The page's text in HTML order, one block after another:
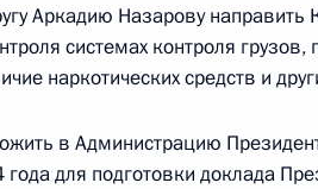
данные по результатам
Аркадию Назарову
системах контроля
наркотических средств и
в Администрацию
для подготовки доклада